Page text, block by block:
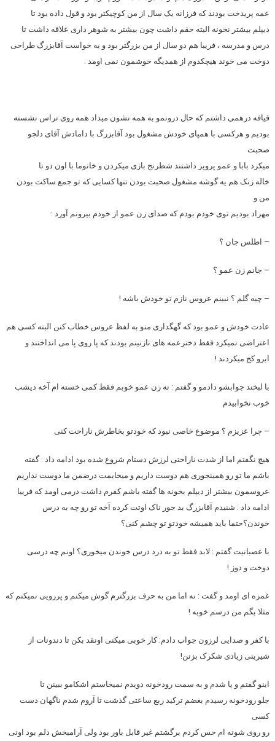
عمه پریدخت بودند که فرزانه یک سال از من کوچیکتر بود و قول داده بود تا
دیپلم بیشتر نخونه البته حقم داشت چون بیشتر به شوهر داری علاقه داشت تا
درس و مدرسه ، فریبا هم دو سال از من بزرگتر بود و به خواست آقابزرگ طراحی
دوخت می خوند هیچکدوم از همدیگه خوشمون نمی اومد .
قیافه درهمی داشتم که حال درونمو به همه نشون میداد همه روی تراس نشسته
بودیم و هرکسی با همپای خودش مشغول بود آقابزرگ با دامادش آقای دلجو
صحبت
میکرد بابا و عمو پرویز داشتند شطرنج بازی میکردن و خانوما با اون دو تا
خاله زنک هم یه گوشه مشغول صحبت بودن تنها کسایی که تو جمع ساکت بودن
من و
مهراد بودیم توی خودم بودم که صدای زن عمو از خودم بیرونم آورد :
– اطلس جان ؟
– جانم زن عمو ؟
– چیه گلم ؟ نبینم عروس نازم تو خودش باشه !
عادت خودش و عمو بود که گهگداری منو به لفظ عروس خطاب کنن البته کسی هم
اعتراضی نمیکرد فقط دخترعمه های نازنینم بودند که پا روی پا می انداختند و
ابرو کج میکردند !
با لبخند جوابشو دادمو و گفتم : نه زن عمو خوبم فقط کمی خسته ام آخه دیشب
خوب نخوابیدم
– چرا عزیزم ؟ موضوع خاصی نبود که خودتو بخاطرش ناراحت کنی
هیچ نگفتم اما از شدت ناراحتی لرزش دستام شروع شده بود ادامه داد : گفته
باشم ما تو رو همینجوری هم دوست داریم و میخایمت درضمن ما دوست نداریم
عروسمون بیشتر از دیپلم بخونه ها گفته باشم کفرم داشت درمی اومد که فریبا
ادامه داد : شنیدم آقابزرگ بد جور ناک اوتت کرده آخه تو رو چه به درس
خوندن؟حتما باید همیشه خودتو تو چشم کنی؟
با عصبانیت گفتم : لابد فقط تو به درد درس خوندن میخوری؟ اونم چه درسی
دوخت و دوز !
غمزه ای اومد و گفت : نه اما من به حرف بزرگترم گوش میکنم و پررویی نمیکنم که
مثلا بگم من درسم خوبه !
با کفر و صدایی لرزون جواب دادم: کار خوبی میکنی اونقد بکن تا دندونات از
شیرینی زیادی شکرک بزنن!
اینو گفتم و پا شدم و به سمت رودخونه دویدم نمیخاستم اشکامو ببینن تا
جلو رودخونه رسیدم بغضم ترکید ربع ساعتی گذشت تا آروم شدم ناگهان دست
کسی
رو روی شونه ام حس کردم برگشتم غیر قابل باور بود ولی آرامبخش دلم بود اونی